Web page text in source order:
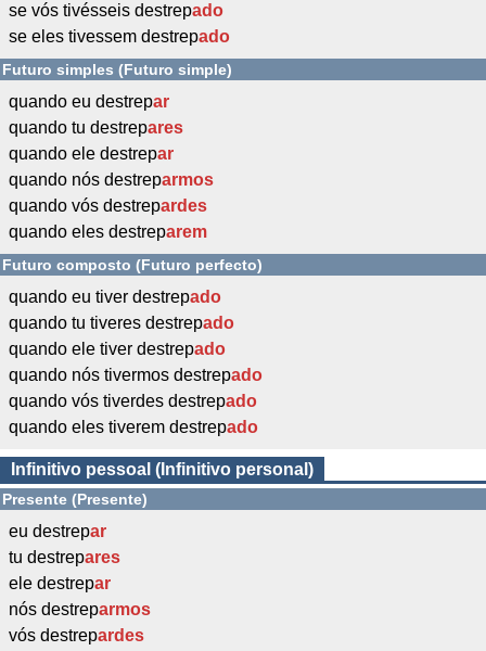
se vós tivésseis destrepado
se eles tivessem destrepado
Futuro simples (Futuro simple)
quando eu destrepar
quando tu destrepares
quando ele destrepar
quando nós destreparmos
quando vós destrepardes
quando eles destreparem
Futuro composto (Futuro perfecto)
quando eu tiver destrepado
quando tu tiveres destrepado
quando ele tiver destrepado
quando nós tivermos destrepado
quando vós tiverdes destrepado
quando eles tiverem destrepado
Infinitivo pessoal (Infinitivo personal)
Presente (Presente)
eu destrepar
tu destrepares
ele destrepar
nós destreparmos
vós destrepardes